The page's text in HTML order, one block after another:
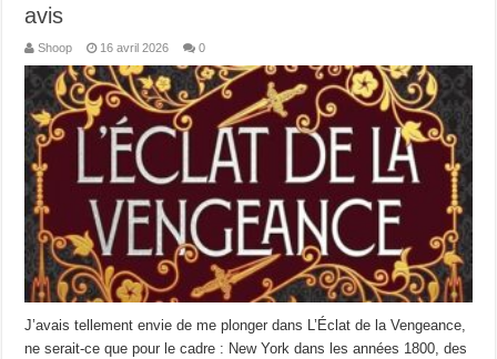
avis
Shoop 16 avril 2026 0
J’avais tellement envie de me plonger dans L’Éclat de la Vengeance,
ne serait-ce que pour le cadre : New York dans les années 1800, des